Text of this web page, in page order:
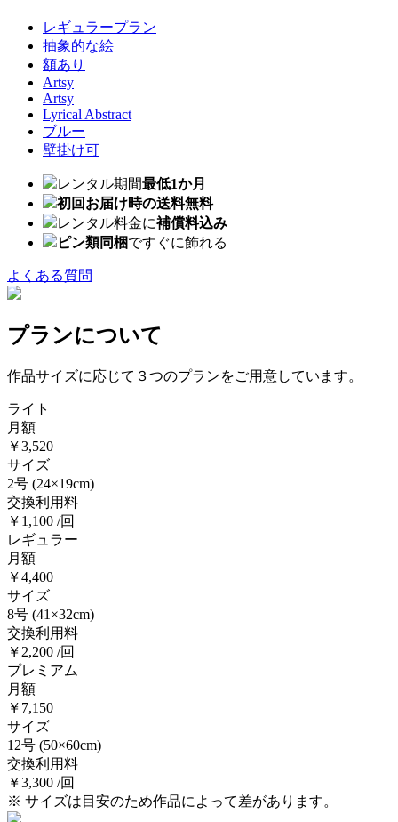
レギュラープラン
抽象的な絵
額あり
Artsy
Artsy
Lyrical Abstract
ブルー
壁掛け可
レンタル期間最低1か月
初回お届け時の送料無料
レンタル料金に補償料込み
ピン類同梱ですぐに飾れる
よくある質問
プランについて
作品サイズに応じて３つのプランをご用意しています。
ライト
月額
￥3,520
サイズ
2号 (24×19cm)
交換利用料
￥1,100 /回
レギュラー
月額
￥4,400
サイズ
8号 (41×32cm)
交換利用料
￥2,200 /回
プレミアム
月額
￥7,150
サイズ
12号 (50×60cm)
交換利用料
￥3,300 /回
※ サイズは目安のため作品によって差があります。